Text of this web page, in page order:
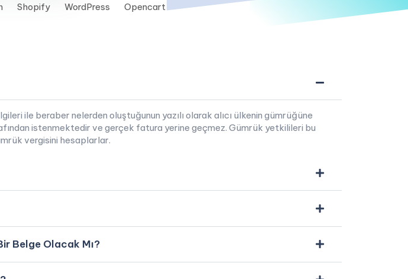
Shopify WordPress Opencart
ile beraber nelerden oluştuğunun yazılı olarak alıcı ülkenin gümrüğüne
istenmektedir ve gerçek fatura yerine geçmez. Gümrük yetkilileri bu
vergisini hesaplarlar.
Belge Olacak Mı?